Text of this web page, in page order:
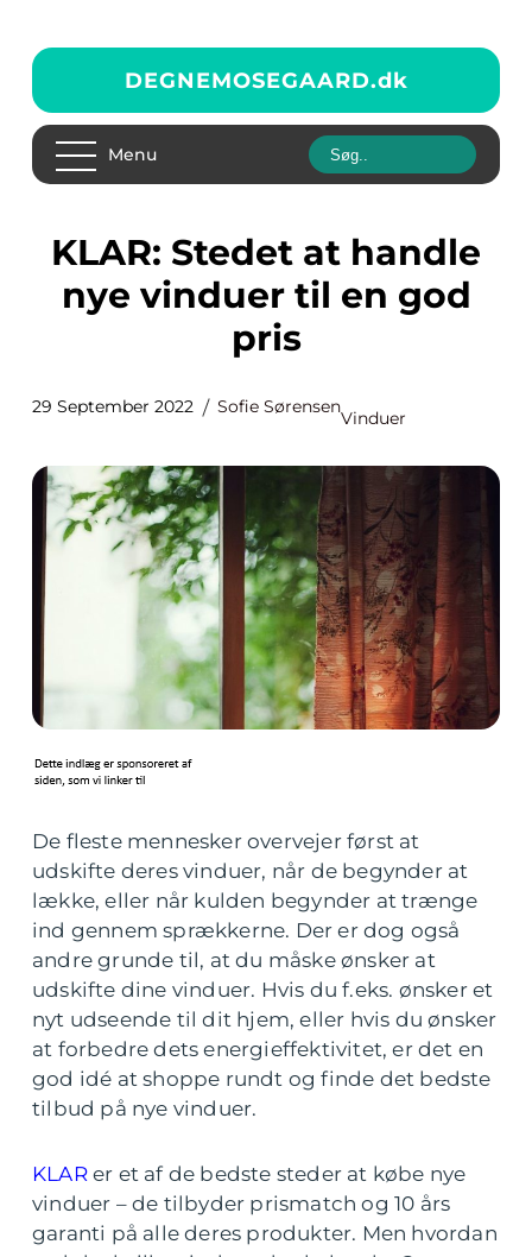
DEGNEMOSEGAARD.dk
Menu
KLAR: Stedet at handle
nye vinduer til en god
pris
29 September 2022 Sofie Sørensen
Vinduer
De fleste mennesker overvejer først at
udskifte deres vinduer, når de begynder at
lække, eller når kulden begynder at trænge
ind gennem sprækkerne. Der er dog også
andre grunde til, at du måske ønsker at
udskifte dine vinduer. Hvis du f.eks. ønsker et
nyt udseende til dit hjem, eller hvis du ønsker
at forbedre dets energieffektivitet, er det en
god idé at shoppe rundt og finde det bedste
tilbud på nye vinduer.
KLARer et af de bedste steder at købe nye
vinduer – de tilbyder prismatch og 10 års
garanti på alle deres produkter. Men hvordan